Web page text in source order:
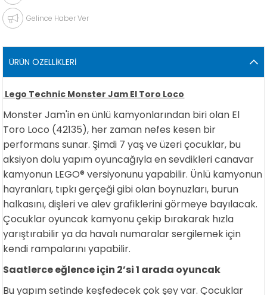
Gelince Haber Ver
ÜRÜN ÖZELLIKLERI
Lego Technic Monster Jam El Toro Loco
Monster Jam'in en ünlü kamyonlarından biri olan El
Toro Loco (42135), her zaman nefes kesen bir
performans sunar. Şimdi 7 yaş ve üzeri çocuklar, bu
aksiyon dolu yapım oyuncağıyla en sevdikleri canavar
kamyonun LEGO® versiyonunu yapabilir. Ünlü kamyonun
hayranları, tıpkı gerçeği gibi olan boynuzları, burun
halkasını, dişleri ve alev grafiklerini görmeye bayılacak.
Çocuklar oyuncak kamyonu çekip bırakarak hızla
yarıştırabilir ya da havalı numaralar sergilemek için
kendi rampalarını yapabilir.
Saatlerce eğlence için 2’si 1 arada oyuncak
Bu yapım setinde keşfedecek çok şey var. Çocuklar